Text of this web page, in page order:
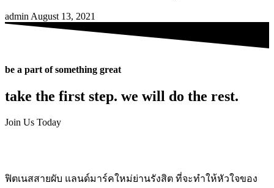
admin August 13, 2021
be a part of something great
take the first step. we will do the rest.
Join Us Today
ฟิตเนสสายผับ แลนด์มาร์คใหม่ย่านรังสิต ที่จะทำให้หัวใจของ